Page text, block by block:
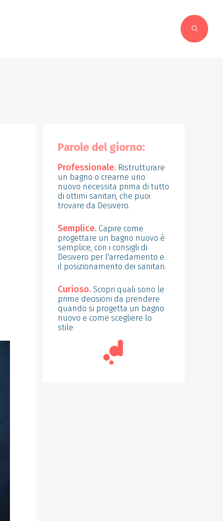
Parole del giorno:
Professionale.Ristrutturare
un bagno o crearne uno
nuovo necessita prima di tutto
di ottimi sanitari, che puoi
trovare da Desivero.
Semplice.Capire come
progettare un bagno nuovo è
semplice, con i consigli di
Desivero per l'arredamento e
il posizionamento dei sanitari.
Curioso.Scopri quali sono le
prime decisioni da prendere
quando si progetta un bagno
nuovo e come scegliere lo
stile.